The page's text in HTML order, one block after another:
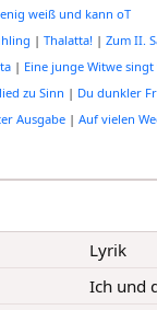
weiß und kann oT
| Thalatta! | Zum II.
| Eine junge Witwe
zu Sinn | Du dunkler
Ausgabe| Auf vielen
Lyrik
Ich und